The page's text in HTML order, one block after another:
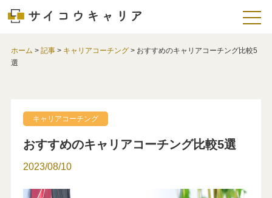
ホーム > 記事> キャリアコーチング> おすすめのキャリアコーチング比較5
選
キャリアコーチング
おすすめのキャリアコーチング比較5選
2023/08/10